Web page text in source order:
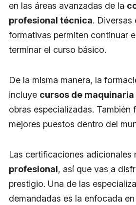
en las áreas avanzadas de la
profesional técnica. Diversas
formativas permiten continuar
terminar el curso básico.
De la misma manera, la
incluye cursos de
obras especializadas. También
mejores puestos dentro del
Las certificaciones adicionales
profesional, así que vas a
prestigio. Una de las
demandadas es la enfocada